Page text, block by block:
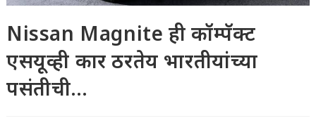
Nissan Magnite ही कॉम्पॅक्ट
एसयूव्ही कार ठरतेय भारतीयांच्या
पसंतीची…